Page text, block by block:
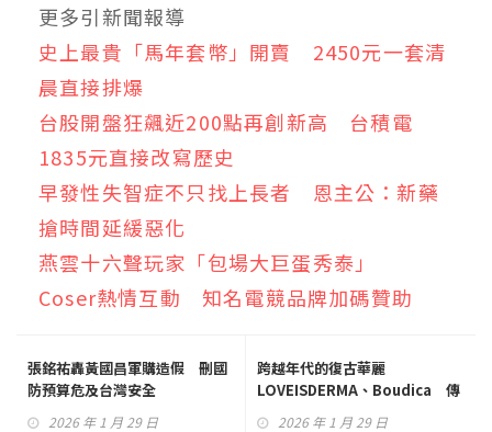
更多引新聞報導
史上最貴「馬年套幣」開賣 2450元一套清
晨直接排爆
台股開盤狂飆近200點再創新高 台積電
1835元直接改寫歷史
早發性失智症不只找上長者 恩主公：新藥
搶時間延緩惡化
燕雲十六聲玩家「包場大巨蛋秀泰」
Coser熱情互動 知名電競品牌加碼贊助
張銘祐轟黃國昌軍購造假 刪國
防預算危及台灣安全
2026 年 1 月 29 日
跨越年代的復古華麗
LOVEISDERMA、Boudica 傳
遞女性內外兼顧的美麗哲學
2026 年 1 月 29 日